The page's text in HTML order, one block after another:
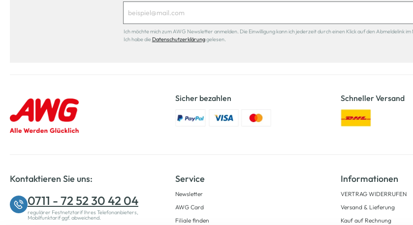
Ich möchte mich zum AWG Newsletter anmelden. Die Einwilligung kann ich jederzeit durch einen Klick auf den Abmeldelink
Ich habe die Datenschutzerklärunggelesen.
Sicher bezahlen Schneller Versand
Kontaktieren Sie uns:
0711 - 72 52 30 42 04
regulärer Festnetztarif Ihres Telefonanbieters,
Mobilfunktarif ggf. abweichend.
Service
Newsletter
AWG Card
Filiale finden
Informationen
VERTRAG WIDERRUFEN
Versand & Lieferung
Kauf auf Rechnung